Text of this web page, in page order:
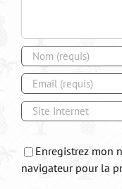
Enregistrez mon
navigateur pour la